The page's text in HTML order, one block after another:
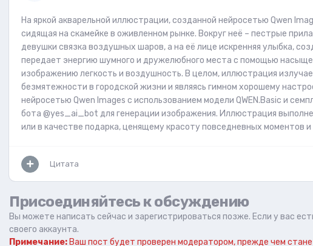
На яркой акварельной иллюстрации, созданной нейросетью Qwen
сидящая на скамейке в оживленном рынке. Вокруг неё – пестрые
девушки связка воздушных шаров, а на её лице искренняя улыбка,
передает энергию шумного и дружелюбного места с помощью
изображению легкость и воздушность. В целом, иллюстрация
безмятежности в городской жизни и являясь гимном хорошему
нейросетью Qwen Images с использованием модели QWEN.Basic и
бота @yes_ai_bot для генерации изображения. Иллюстрация
или в качестве подарка, ценящему красоту повседневных моментов и
Цитата
Присоединяйтесь к обсуждению
Вы можете написать сейчас и зарегистрироваться позже. Если у вас
своего аккаунта.
Примечание: Ваш пост будет проверен модератором, прежде чем